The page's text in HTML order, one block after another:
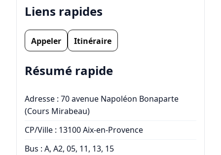
Liens rapides
Appeler Itinéraire
Résumé rapide
Adresse : 70 avenue Napoléon Bonaparte
(Cours Mirabeau)
CP/Ville : 13100 Aix-en-Provence
Bus : A, A2, 05, 11, 13, 15